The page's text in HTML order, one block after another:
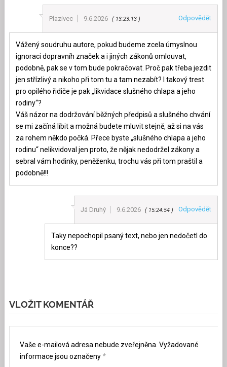
Plazivec 9.6.2026 13:23:13 Odpovědět
Vážený soudruhu autore, pokud budeme zcela úmyslnou
ignoraci dopravníh značek a i jiných zákonů omlouvat,
podobně, pak se v tom bude pokračovat. Proč pak třeba jezdit
jen střízlivý a nikoho při tom tu a tam nezabít? I takový trest
pro opilého řidiče je pak „likvidace slušného chlapa a jeho
rodiny“?
Váš názor na dodržování běžných předpisů a slušného chvání
se mi začíná líbit a možná budete mluvit stejně, až si na vás
za rohem někdo počká. Přece byste „slušného chlapa a jeho
rodinu“ nelikvidoval jen proto, že nějak nedodržel zákony a
sebral vám hodinky, peněženku, trochu vás při tom praštil a
podobně!!!
Já Druhý 9.6.2026 15:24:54 Odpovědět
Taky nepochopil psaný text, nebo jen nedočetl do
konce??
VLOŽIT KOMENTÁŘ
Vaše e-mailová adresa nebude zveřejněna. Vyžadované
informace jsou označeny *